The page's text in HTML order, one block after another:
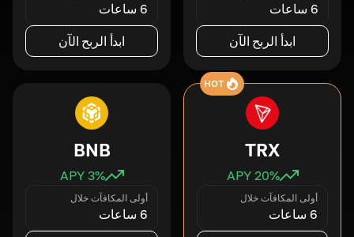
6 ساعات
ابدأ الربح الآن
6 ساعات
ابدأ الربح الآن
HOT
TRX
20% APY
أولى المكافآت خلال
6 ساعات
BNB
3% APY
أولى المكافآت خلال
6 ساعات